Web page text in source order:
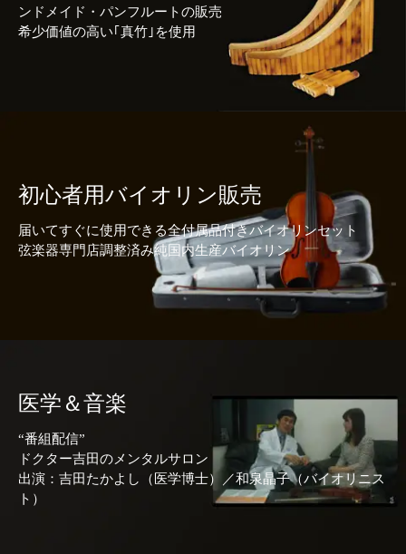
ンドメイド・パンフルートの販売
希少価値の高い｢真竹｣を使用
初心者用バイオリン販売
届いてすぐに使用できる全付属品付きバイオリンセット
弦楽器専門店調整済み純国内生産バイオリン
医学＆音楽
“番組配信”
ドクター吉田のメンタルサロン
出演：吉田たかよし（医学博士）／和泉晶子（バイオリニス
ト）